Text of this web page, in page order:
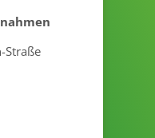
Straße